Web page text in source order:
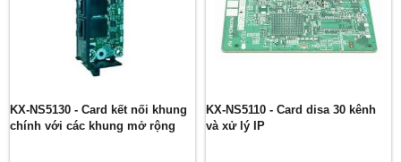
KX-NS5130 - Card kết nối khung
chính với các khung mở rộng
KX-NS5110 - Card disa 30 kênh
và xử lý IP